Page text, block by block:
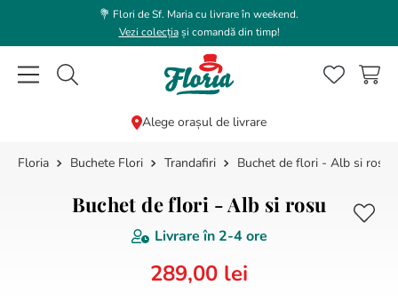
💐 Flori de Sf. Maria cu livrare în weekend.
Vezi colecțiași comandă din timp!
Caută flori, plante, cadouri...
Alege orașul de livrare
Buchete Flori Trandafiri Buchet de flori - Alb si rosu
Buchet de flori - Alb si rosu
Livrare în 2-4 ore
289,00 lei
CĂUTĂRI POPULARE